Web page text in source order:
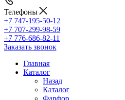
Телефоны
+7 747-195-50-12
+7 707-299-98-59
+7 776-686-82-11
Заказать звонок
Главная
Каталог
Назад
Каталог
Фарфор